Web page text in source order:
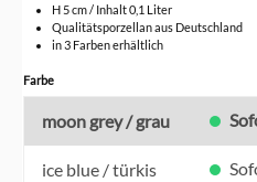
H 5 cm / Inhalt 0,1 Liter
Qualitätsporzellan aus Deutschland
in 3 Farben erhältlich
Farbeauswählen
moon grey / grau
ice blue / türkis